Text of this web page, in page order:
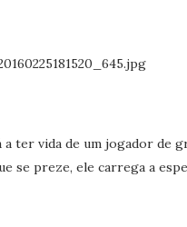
ter vida de um jogador de
se preze, ele carrega a